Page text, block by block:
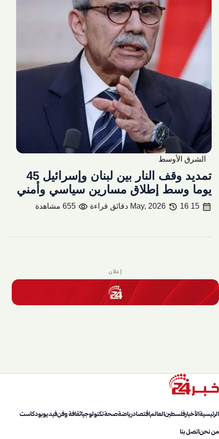
الشرق الأوسط
تمديد وقف النار بين لبنان وإسرائيل 45
يوما وسط إطلاق مسارين سياسي وأمني
calendar_month
15 May, 2026
history 16 دقائق قراءة visibility 655 مشاهدة
إعلان
الرئيسيةالأخبارفلسطينالعالماقتصادرياضةصحةتكنولوجياثقافة وفنفيديوبودكاست
من نحناتصل بنا